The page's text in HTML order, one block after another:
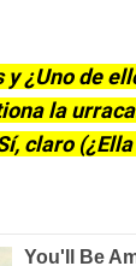
¿Uno de
la
claro